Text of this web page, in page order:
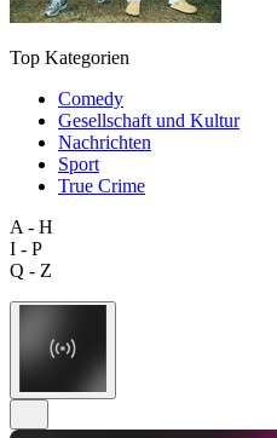
Top Kategorien
Comedy
Gesellschaft und Kultur
Nachrichten
Sport
True Crime
A - H
I - P
Q - Z